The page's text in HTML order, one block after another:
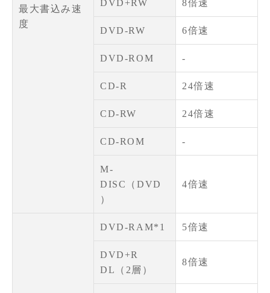
最大書込み速
度
DVD+RW 8倍速
DVD-RW 6倍速
DVD-ROM -
CD-R 24倍速
CD-RW 24倍速
CD-ROM -
M-
DISC（DVD
）
4倍速
DVD-RAM*1 5倍速
DVD+R
DL（2層）
8倍速